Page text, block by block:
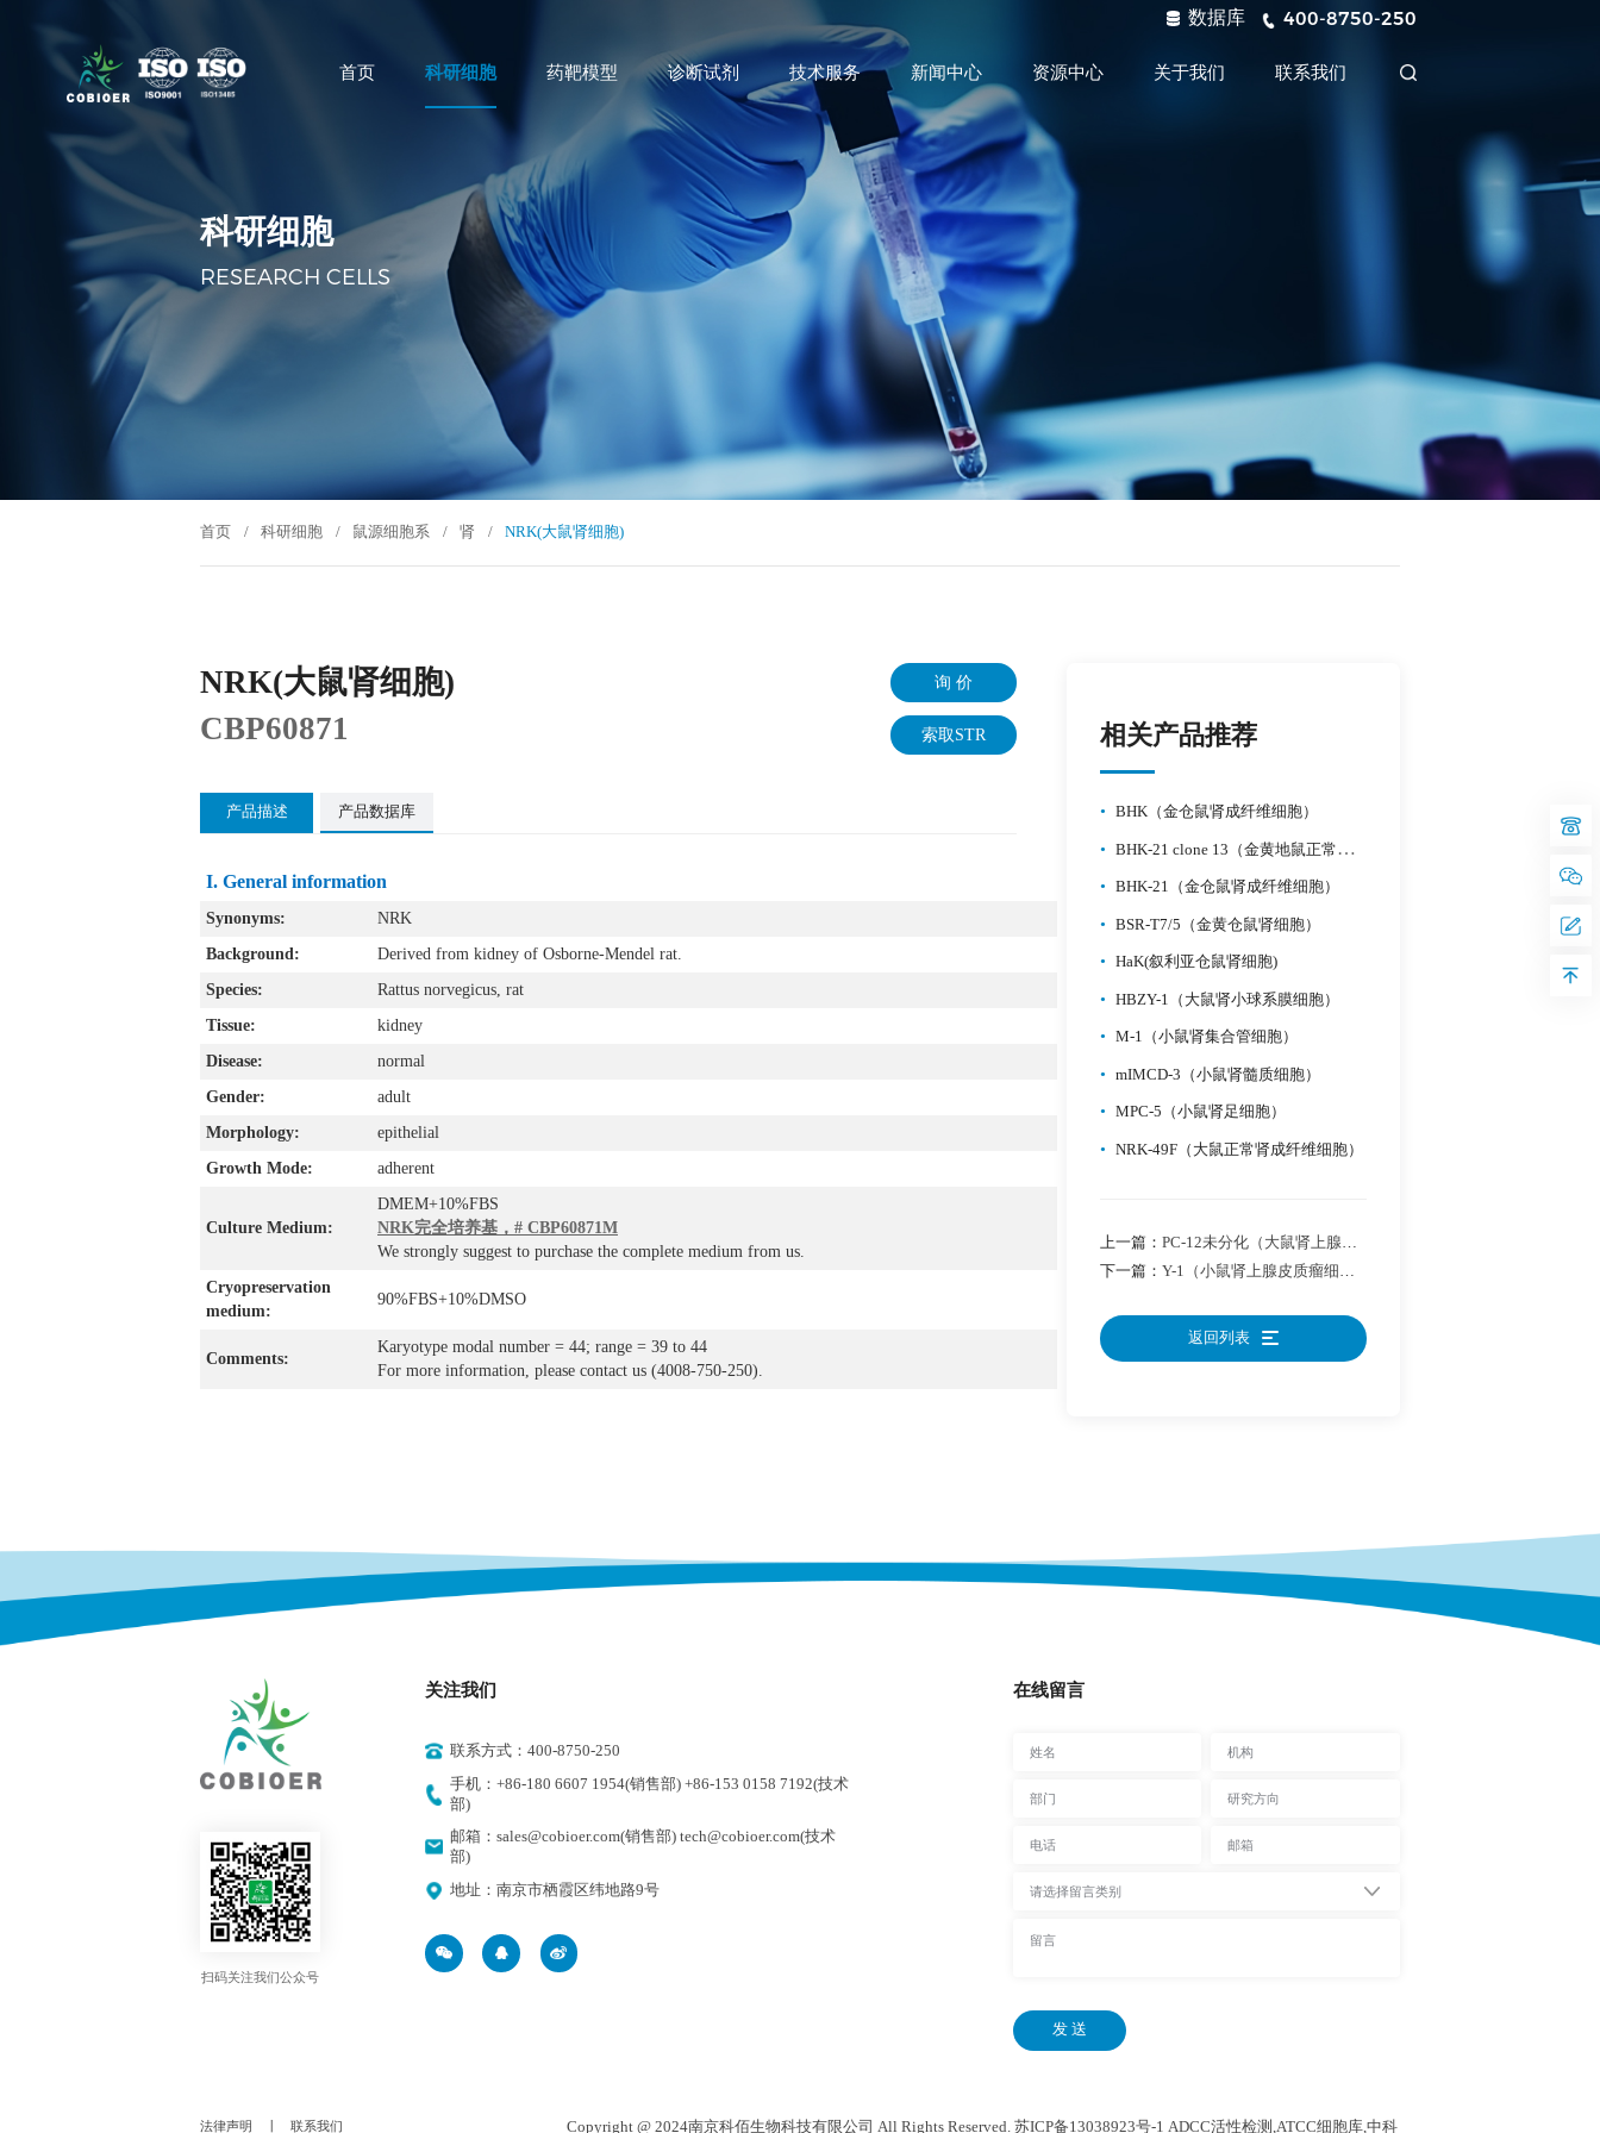
数据库 400-8750-250
首页 科研细胞 药靶模型 诊断试剂 技术服务 新闻中心 资源中心 关于我们 联系我们
科研细胞
RESEARCH CELLS
首页 / 科研细胞 / 鼠源细胞系 / 肾 / NRK(大鼠肾细胞)
NRK(大鼠肾细胞)
CBP60871
询 价
索取STR
产品描述 产品数据库
I. General information
Synonyms:
NRK
Background:
Derived from kidney of Osborne-Mendel rat.
Species:
Rattus norvegicus, rat
Tissue:
kidney
Disease:
normal
Gender:
adult
Morphology:
epithelial
Growth Mode:
adherent
Culture Medium:
DMEM+10%FBS
NRK完全培养基，# CBP60871M
We strongly suggest to purchase the complete medium from us.
Cryopreservation
medium:
90%FBS+10%DMSO
Comments:
Karyotype modal number = 44; range = 39 to 44
For more information, please contact us (4008-750-250).
相关产品推荐
• BHK（金仓鼠肾成纤维细胞）
• BHK-21 clone 13（金黄地鼠正常肾成纤维细胞）
• BHK-21（金仓鼠肾成纤维细胞）
• BSR-T7/5（金黄仓鼠肾细胞）
• HaK(叙利亚仓鼠肾细胞)
• HBZY-1（大鼠肾小球系膜细胞）
• M-1（小鼠肾集合管细胞）
• mIMCD-3（小鼠肾髓质细胞）
• MPC-5（小鼠肾足细胞）
• NRK-49F（大鼠正常肾成纤维细胞）
上一篇： PC-12未分化（大鼠肾上腺嗜铬细胞瘤细胞(未分化)）
下一篇： Y-1（小鼠肾上腺皮质瘤细胞）
返回列表
扫码关注我们公众号
关注我们
联系方式：400-8750-250
手机：+86-180 6607 1954(销售部) +86-153 0158 7192(技术
部)
邮箱：sales@cobioer.com(销售部) tech@cobioer.com(技术
部)
地址：南京市栖霞区纬地路9号
在线留言
发 送
法律声明 联系我们 Copyright @ 2024南京科佰生物科技有限公司 All Rights Reserved. 苏ICP备13038923号-1 ADCC活性检测,ATCC细胞库,中科